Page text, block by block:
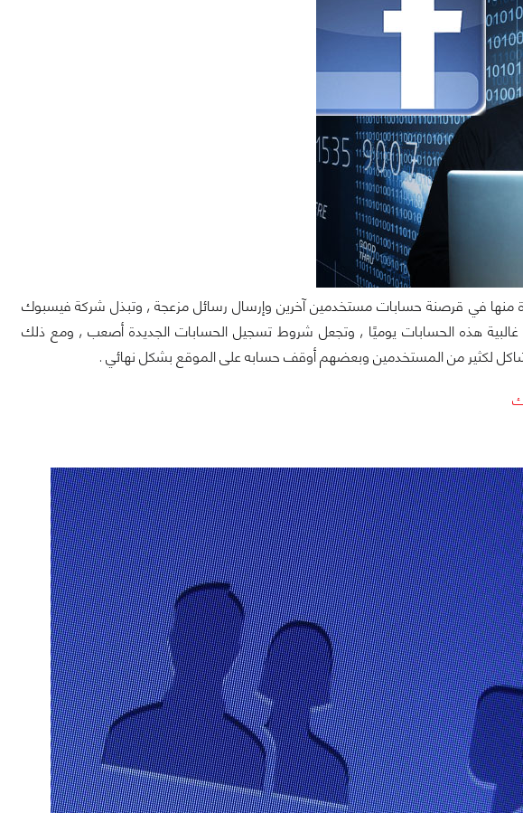
منها في قرصنة حسابات مستخدمين آخرين وإرسال رسائل مزعجة , وتبذل شركة فيسبوك
غالبية هذه الحسابات يوميًا , وتجعل شروط تسجيل الحسابات الجديدة أصعب , ومع ذلك
لكثير من المستخدمين وبعضهم أوقف حسابه على الموقع بشكل نهائي .